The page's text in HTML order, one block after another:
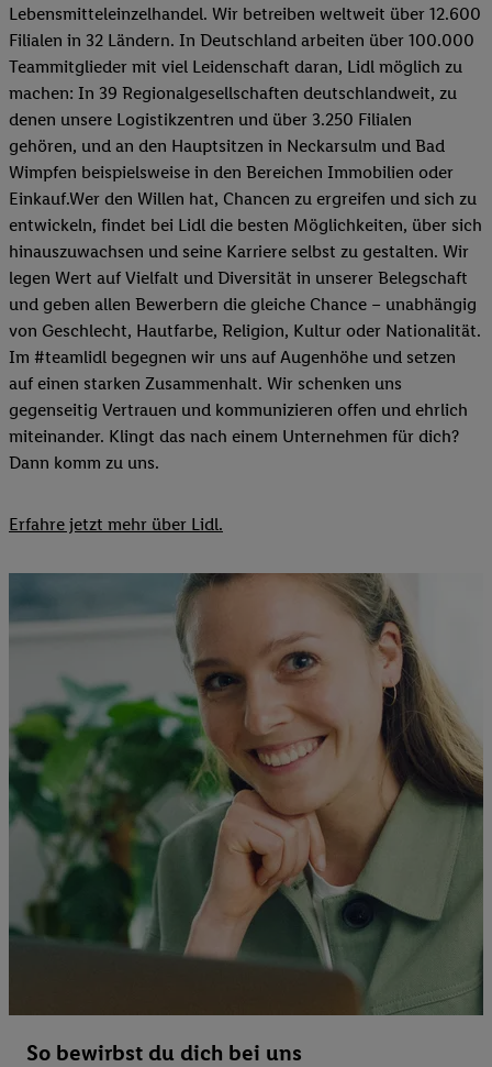
Lebensmitteleinzelhandel. Wir betreiben weltweit über 12.600
Filialen in 32 Ländern. In Deutschland arbeiten über 100.000
Teammitglieder mit viel Leidenschaft daran, Lidl möglich zu
machen: In 39 Regionalgesellschaften deutschlandweit, zu
denen unsere Logistikzentren und über 3.250 Filialen
gehören, und an den Hauptsitzen in Neckarsulm und Bad
Wimpfen beispielsweise in den Bereichen Immobilien oder
Einkauf.Wer den Willen hat, Chancen zu ergreifen und sich zu
entwickeln, findet bei Lidl die besten Möglichkeiten, über sich
hinauszuwachsen und seine Karriere selbst zu gestalten. Wir
legen Wert auf Vielfalt und Diversität in unserer Belegschaft
und geben allen Bewerbern die gleiche Chance – unabhängig
von Geschlecht, Hautfarbe, Religion, Kultur oder Nationalität.
Im #teamlidl begegnen wir uns auf Augenhöhe und setzen
auf einen starken Zusammenhalt. Wir schenken uns
gegenseitig Vertrauen und kommunizieren offen und ehrlich
miteinander. Klingt das nach einem Unternehmen für dich?
Dann komm zu uns.​
Erfahre jetzt mehr über Lidl.
So bewirbst du dich bei uns